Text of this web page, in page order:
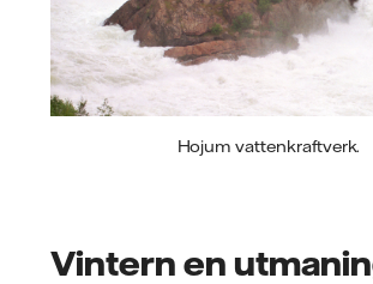
Hojum vattenkraftverk.
Vintern en